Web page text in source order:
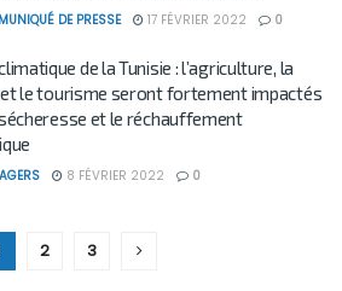
DE PRESSE 17 FÉVRIER 2022 0
de la Tunisie : l’agriculture, la
et le tourisme seront fortement impactés
et le réchauffement
8 FÉVRIER 2022 0
2 3